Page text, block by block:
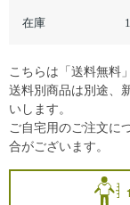
在庫
こちらは「送料無料
送料別商品は別途、
いします。
ご自宅用のご注文に
合がございます。